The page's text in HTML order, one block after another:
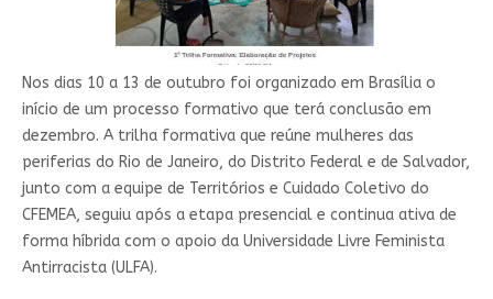
Nos dias 10 a 13 de outubro foi organizado em Brasília o
início de um processo formativo que terá conclusão em
dezembro. A trilha formativa que reúne mulheres das
periferias do Rio de Janeiro, do Distrito Federal e de Salvador,
junto com a equipe de Territórios e Cuidado Coletivo do
CFEMEA, seguiu após a etapa presencial e continua ativa de
forma híbrida com o apoio da Universidade Livre Feminista
Antirracista (ULFA).